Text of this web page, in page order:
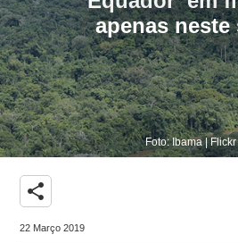
apenas neste
Foto: Ibama |
share
22 Março 2019